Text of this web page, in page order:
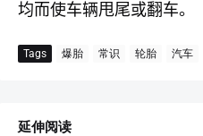
均而使车辆甩尾或翻车。
Tags 爆胎 常识 轮胎 汽车
延伸阅读